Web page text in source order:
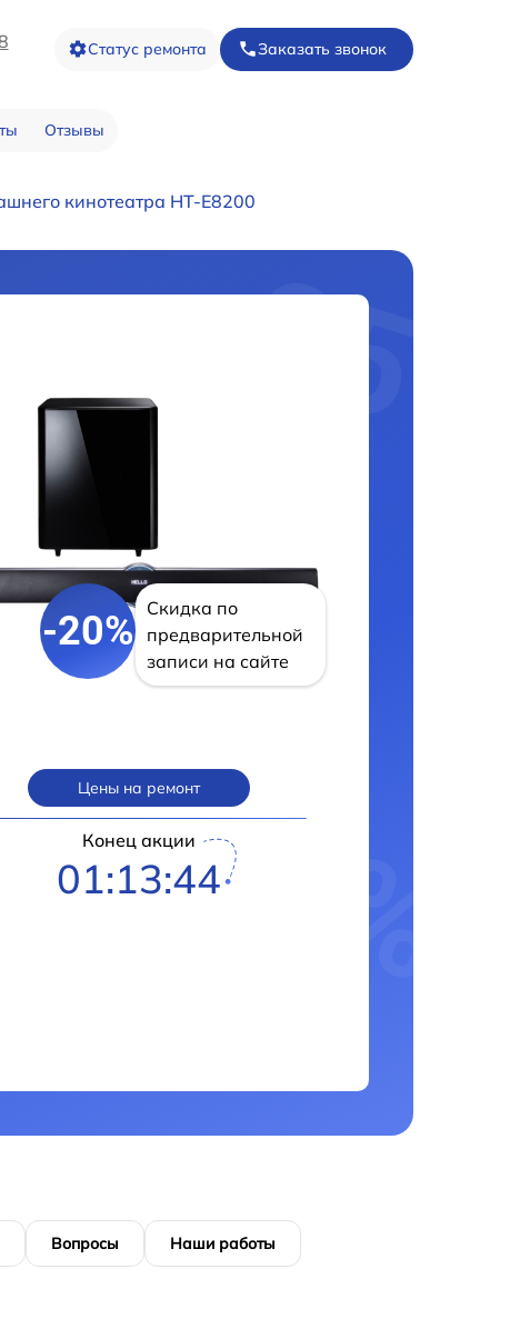
Статус ремонта Заказать звонок
Отзывы
кинотеатра HT-E8200
-20%
Скидка по
предварительной
записи на сайте
Цены на ремонт
Конец акции
01:13:43
Вопросы Наши работы